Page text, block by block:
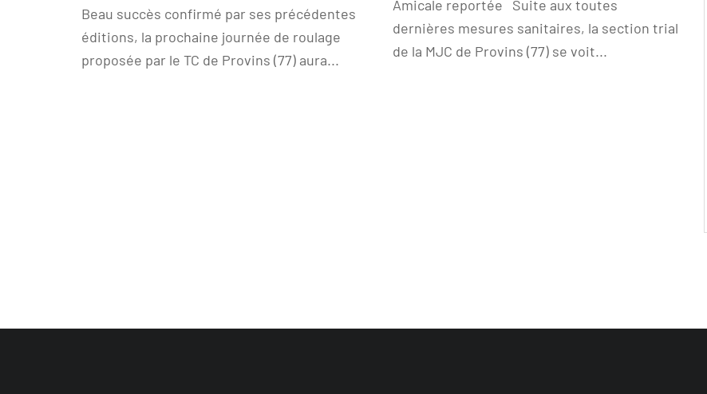
Beau succès confirmé par ses précédentes
éditions, la prochaine journée de roulage
proposée par le TC de Provins (77) aura...
Amicale reportée Suite aux toutes
dernières mesures sanitaires, la section trial
de la MJC de Provins (77) se voit...